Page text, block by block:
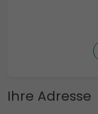
Ihre Adresse